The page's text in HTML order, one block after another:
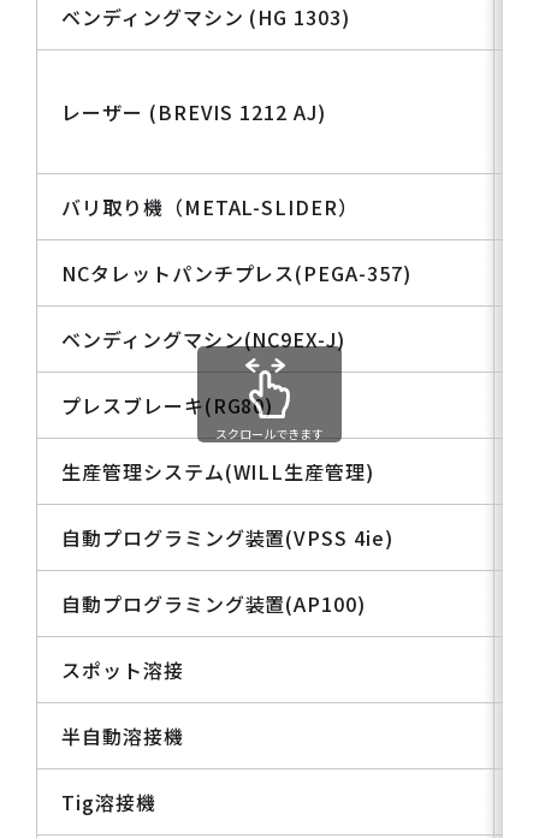
ベンディングマシン (HG 1303)
レーザー (BREVIS 1212 AJ)
バリ取り機（METAL-SLIDER）
NCタレットパンチプレス(PEGA-357)
ベンディングマシン(NC9EX-J)
プレスブレーキ(RG80)
生産管理システム(WILL生産管理)
自動プログラミング装置(VPSS 4ie)
自動プログラミング装置(AP100)
スポット溶接
半自動溶接機
Tig溶接機
スクロールできます